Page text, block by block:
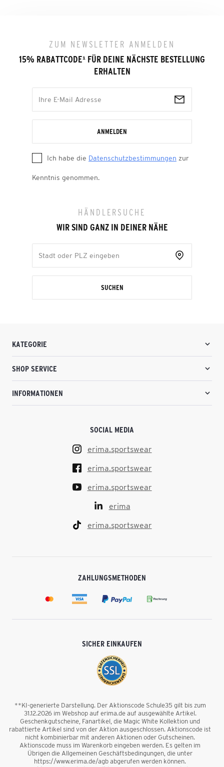
ZUM NEWSLETTER ANMELDEN
15% RABATTCODE¹ FÜR DEINE NÄCHSTE BESTELLUNG
ERHALTEN
ANMELDEN
Ich habe die Datenschutzbestimmungen zur
Kenntnis genommen.
HÄNDLERSUCHE
WIR SIND GANZ IN DEINER NÄHE
SUCHEN
KATEGORIE
SHOP SERVICE
INFORMATIONEN
SOCIAL MEDIA
erima.sportswear
erima.sportswear
erima.sportswear
erima
erima.sportswear
ZAHLUNGSMETHODEN
SICHER EINKAUFEN
**KI-generierte Darstellung. Der Aktionscode Schule35 gilt bis zum
31.12.2026 im Webshop auf erima.de auf ausgewählte Artikel.
Geschenkgutscheine, Fanartikel, die Magic White Kollektion und
rabattierte Artikel sind von der Aktion ausgeschlossen. Aktionscode ist
nicht kombinierbar mit anderen Aktionen oder Gutscheinen.
Aktionscode muss im Warenkorb eingeben werden. Es gelten im
Übrigen die Allgemeinen Geschäftsbedingungen, die unter
https://www.erima.de/agb abgerufen werden können.